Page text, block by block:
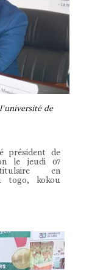
de
président de
le jeudi 07
titulaire en
togo, kokou